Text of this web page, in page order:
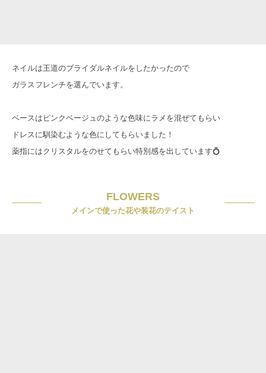
ネイルは王道のブライダルネイルをしたかったので
ガラスフレンチを選んでいます。
ベースはピンクベージュのような色味にラメを混ぜてもらい
ドレスに馴染むような色にしてもらいました！
薬指にはクリスタルをのせてもらい特別感を出しています💍
FLOWERS
メインで使った花や装花のテイスト